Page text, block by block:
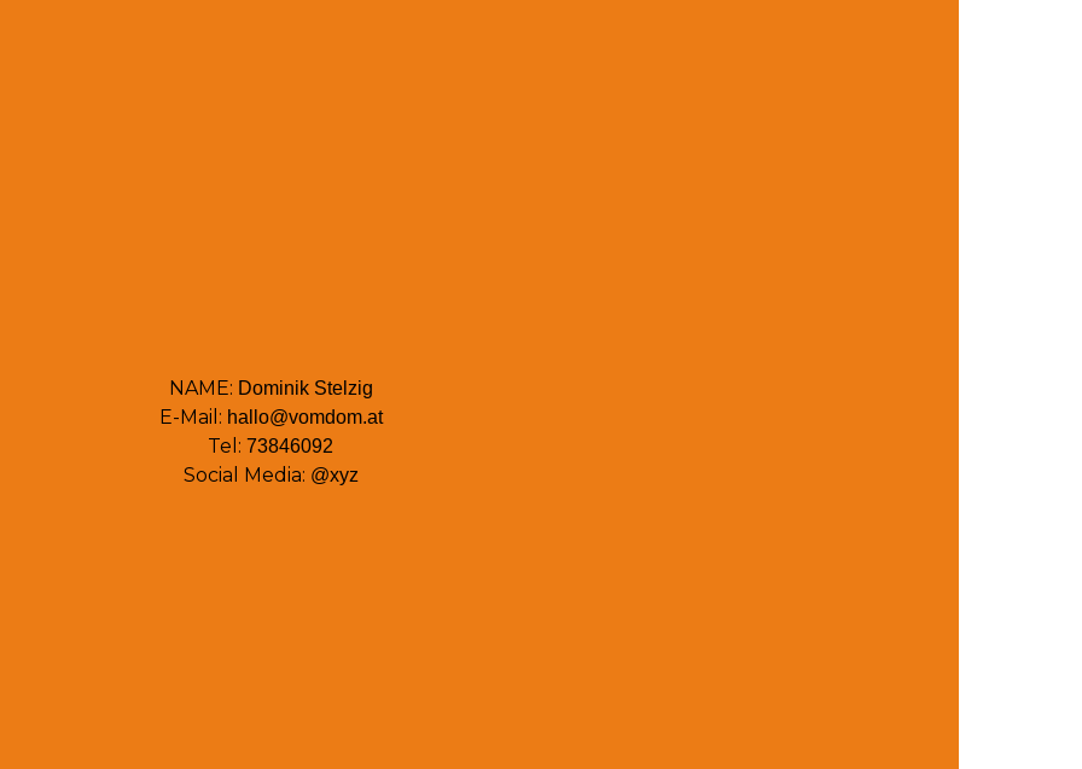
NAME: Dominik Stelzig
E-Mail: hallo@vomdom.at
Tel: 73846092
Social Media: @xyz